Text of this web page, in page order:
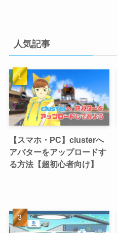
人気記事
【スマホ・PC】clusterへ
アバターをアップロードす
る方法【超初心者向け】